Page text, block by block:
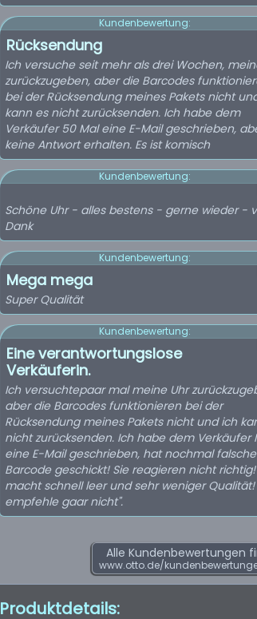
Kundenbewertung:
Rücksendung
Ich versuche seit mehr als drei Wochen,
zurückzugeben, aber die Barcodes
bei der Rücksendung meines Pakets nicht
kann es nicht zurücksenden. Ich habe dem
Verkäufer 50 Mal eine E-Mail geschrieben,
keine Antwort erhalten. Es ist komisch
Kundenbewertung:
Schöne Uhr - alles bestens - gerne wieder -
Dank
Kundenbewertung:
Mega mega
Super Qualität
Kundenbewertung:
Eine verantwortungslose
Verkäuferin.
Ich versuchtepaar mal meine Uhr
aber die Barcodes funktionieren bei der
Rücksendung meines Pakets nicht und ich
nicht zurücksenden. Ich habe dem Verkäufer
eine E-Mail geschrieben, hat nochmal falsche
Barcode geschickt! Sie reagieren nicht richtig!
macht schnell leer und sehr weniger Qualität!
empfehle gaar nicht".
Alle Kundenbewertungen
www.otto.de/
Produktdetails: